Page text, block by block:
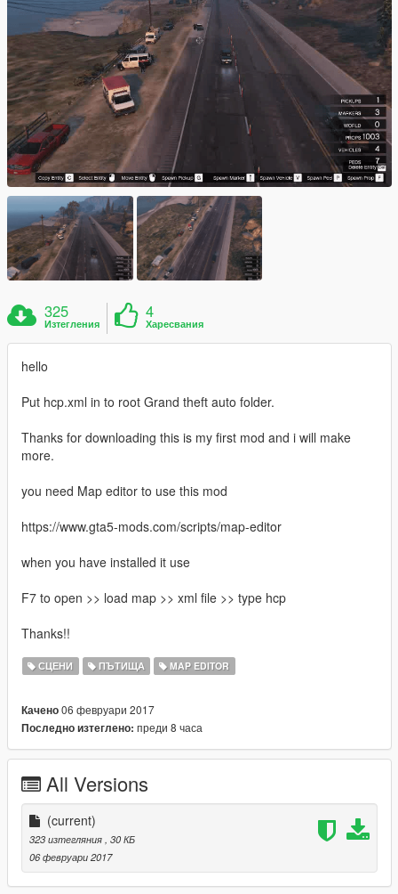
325
Изтегления
4
Харесвания
hello
Put hcp.xml in to root Grand theft auto folder.
Thanks for downloading this is my first mod and i will make
more.
you need Map editor to use this mod
https://www.gta5-mods.com/scripts/map-editor
when you have installed it use
F7 to open >> load map >> xml file >> type hcp
Thanks!!
СЦЕНИ ПЪТИЩА MAP EDITOR
Качено06 февруари 2017
Последно изтеглено: преди 8 часа
All Versions
(current)
323 изтегляния , 30 КБ
06 февруари 2017